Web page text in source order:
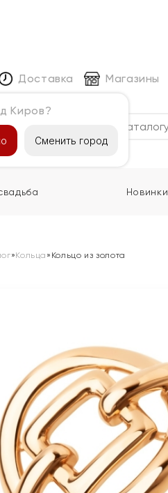
Киров?
Сменить город
Доставка Магазины
Новинки
»Кольца » Кольцо из золота